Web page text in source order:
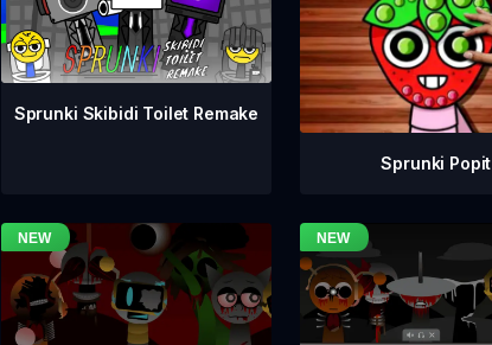
Sprunki Skibidi Toilet Remake
Sprunki Popit